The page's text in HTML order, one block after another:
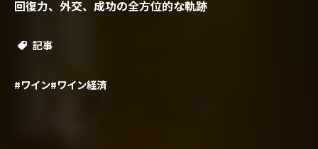
回復力、外交、成功の全方位的な軌跡
記事
#ワイン#ワイン経済